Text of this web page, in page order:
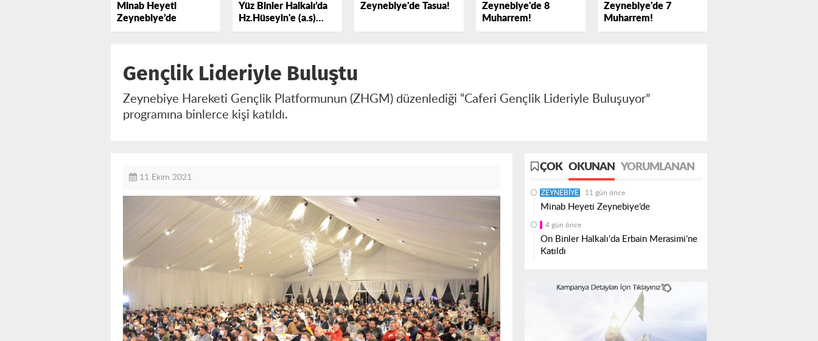
Minab Heyeti
Zeynebiye’de
Yüz Binler Halkalı’da
Hz.Hüseyin'e (a.s)
Lebbeyk Dedi
Zeynebiye'de Tasua!
Zeynebiye'de 8
Muharrem!
Zeynebiye'de 7
Muharrem!
Gençlik Lideriyle Buluştu
Zeynebiye Hareketi Gençlik Platformunun (ZHGM) düzenlediği “Caferi Gençlik Lideriyle Buluşuyor”
programına binlerce kişi katıldı.
11 Ekim 2021
ÇOK OKUNAN YORUMLANAN
ZEYNEBIYE 11 gün önce
Minab Heyeti Zeynebiye’de
4 gün önce
On Binler Halkalı'da Erbain Merasimi’ne
Katıldı